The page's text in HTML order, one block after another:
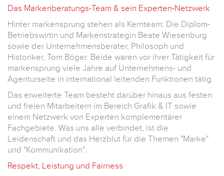
Das Markenberatungs-Team & sein Experten-Netzwerk
Hinter markensprung stehen als Kernteam: Die Diplom-
Betriebswirtin und Markenstrategin Beate Wiesenburg
sowie der Unternehmensberater, Philosoph und
Historiker, Tom Böger. Beide waren vor ihrer Tätigkeit für
markensprung viele Jahre auf Unternehmens- und
Agenturseite in international leitenden Funktionen tätig.
Das erweiterte Team besteht darüber hinaus aus festen
und freien Mitarbeitern im Bereich Grafik & IT sowie
einem Netzwerk von Experten komplementärer
Fachgebiete. Was uns alle verbindet, ist die
Leidenschaft und das Herzblut für die Themen "Marke"
und "Kommunikation".
Respekt, Leistung und Fairness